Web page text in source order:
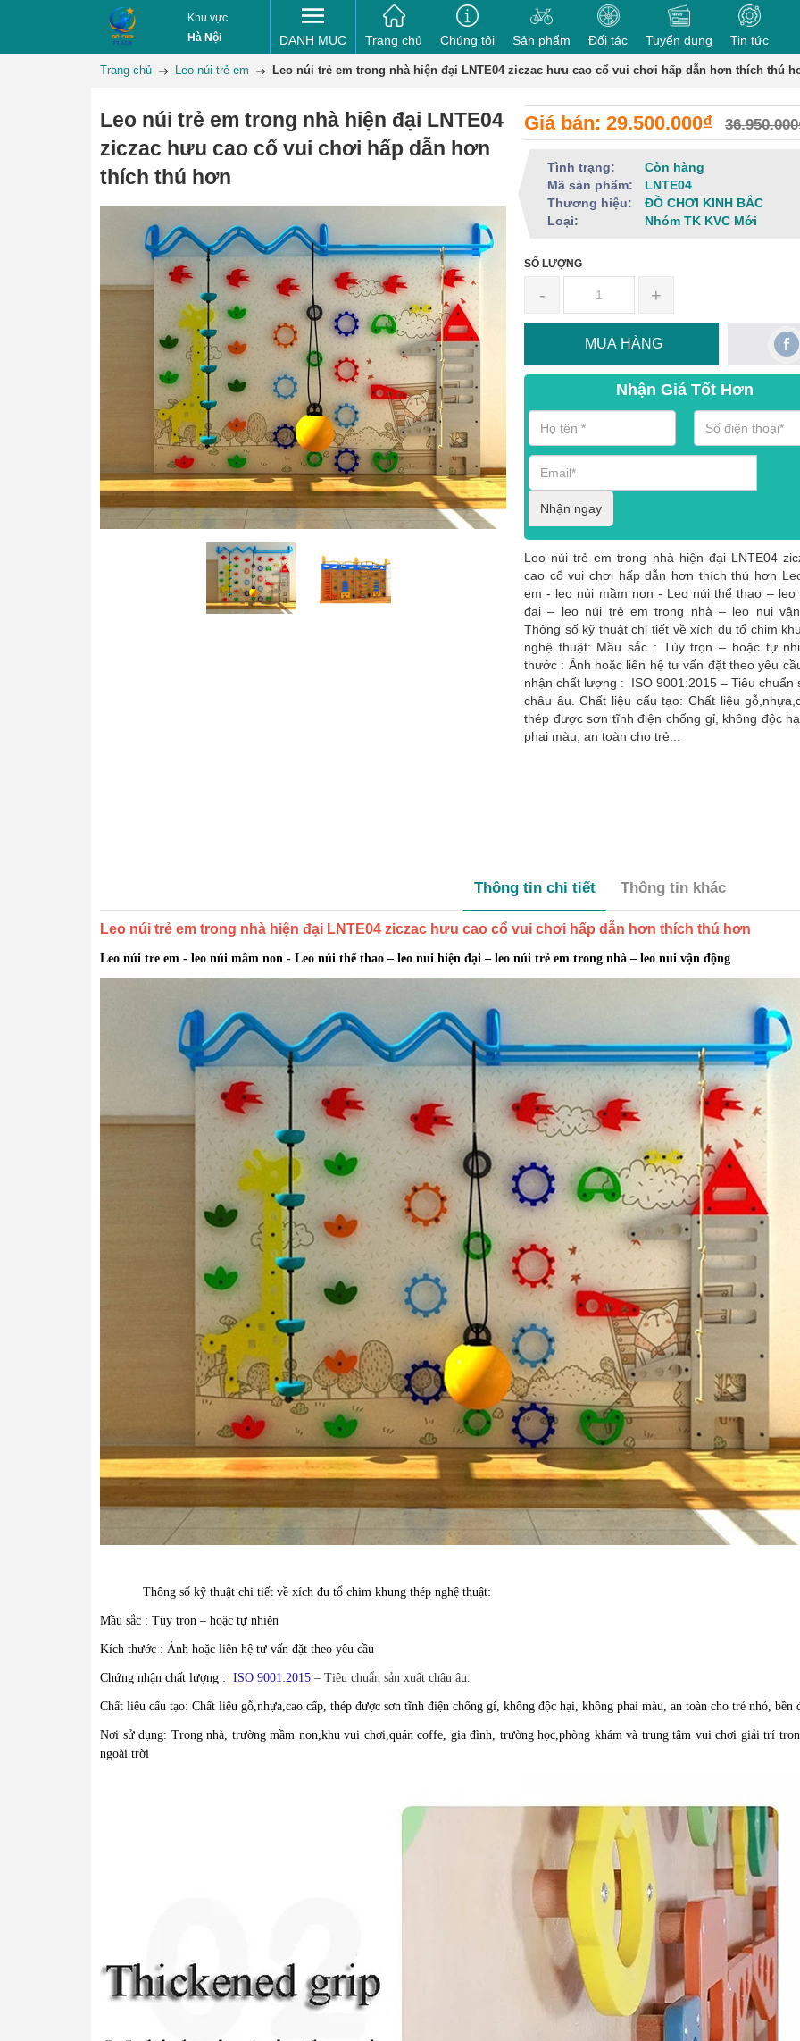
Khu vực
Hà Nội
DANH MỤC Trang chủ Chúng tôi Sản phẩm Đối tác Tuyển dụng Tin tức
Trang chủ Leo núi trẻ em Leo núi trẻ em trong nhà hiện đại LNTE04 ziczac hưu cao cổ vui chơi hấp dẫn hơn thích thú
Leo núi trẻ em trong nhà hiện đại LNTE04
ziczac hưu cao cổ vui chơi hấp dẫn hơn
thích thú hơn
Giá bán: 29.500.000₫
Tình trạng:
Còn hàng
Mã sản phẩm:
LNTE04
Thương hiệu:
ĐỒ CHƠI KINH BẮC
Loại:
Nhóm TK KVC Mới
SỐ LƯỢNG
- +
MUA HÀNG
Nhận Giá Tốt Hơn
Nhận ngay
Leo núi trẻ em trong nhà hiện đại LNTE04
cao cổ vui chơi hấp dẫn hơn thích thú hơn
em - leo núi mầm non - Leo núi thể thao – leo
đại – leo núi trẻ em trong nhà – leo nui
Thông số kỹ thuật chi tiết về xích đu tổ chim
nghệ thuật: Mầu sắc : Tùy trọn – hoặc tự
thước : Ảnh hoặc liên hệ tư vấn đặt theo yêu
nhận chất lượng : ISO 9001:2015 – Tiêu chuẩn
châu âu. Chất liệu cấu tạo: Chất liệu
thép được sơn tĩnh điện chống gỉ, không độc
phai màu, an toàn cho trẻ...
Thông tin chi tiết Thông tin khác
Leo núi trẻ em trong nhà hiện đại LNTE04 ziczac hưu cao cổ vui chơi hấp dẫn hơn thích thú hơn
Leo núi tre em - leo núi mầm non - Leo núi thể thao – leo nui hiện đại – leo núi trẻ em trong nhà – leo nui vận động
Thông số kỹ thuật chi tiết về xích đu tổ chim khung thép nghệ thuật:
Mầu sắc : Tùy trọn – hoặc tự nhiên
Kích thước : Ảnh hoặc liên hệ tư vấn đặt theo yêu cầu
Chứng nhận chất lượng : ISO 9001:2015 – Tiêu chuẩn sản xuất châu âu.
Chất liệu cấu tạo: Chất liệu gỗ,nhựa,cao cấp, thép được sơn tĩnh điện chống gỉ, không độc hại, không phai màu, an toàn cho trẻ nhỏ, bền
Nơi sử dụng: Trong nhà, trường mầm non,khu vui chơi,quán coffe, gia đình, trường học,phòng khám và trung tâm vui chơi giải trí
ngoài trời